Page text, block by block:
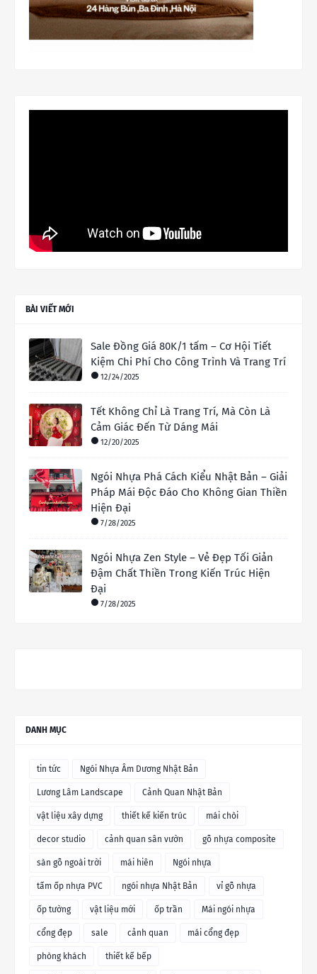
BÀI VIẾT MỚI
Sale Đồng Giá 80K/1 tấm – Cơ Hội Tiết
Kiệm Chi Phí Cho Công Trình Và Trang Trí
12/24/2025
Tết Không Chỉ Là Trang Trí, Mà Còn Là
Cảm Giác Đến Từ Dáng Mái
12/20/2025
Ngói Nhựa Phá Cách Kiểu Nhật Bản – Giải
Pháp Mái Độc Đáo Cho Không Gian Thiền
Hiện Đại
7/28/2025
Ngói Nhựa Zen Style – Vẻ Đẹp Tối Giản
Đậm Chất Thiền Trong Kiến Trúc Hiện
Đại
7/28/2025
DANH MỤC
tin tức Ngói Nhựa Âm Dương Nhật Bản
Lương Lâm Landscape Cảnh Quan Nhật Bản
vật liệu xây dựng thiết kế kiến trúc mái chòi
decor studio cảnh quan sân vườn gỗ nhựa composite
sàn gỗ ngoài trời mái hiên Ngói nhựa
tấm ốp nhựa PVC ngói nhựa Nhật Bản vỉ gỗ nhựa
ốp tường vật liệu mới ốp trần Mái ngói nhựa
cổng đẹp sale cảnh quan mái cổng đẹp
phòng khách thiết kế bếp